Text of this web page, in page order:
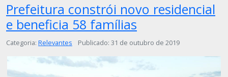
Prefeitura constrói novo residencial
e beneficia 58 famílias
Detalhes
Categoria: Relevantes Publicado: 31 de outubro de 2019